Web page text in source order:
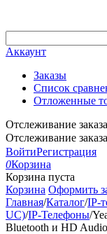
Аккаунт
Заказы
Список
Отложенные
Отслеживание заказа
Отслеживание заказа
ВойтиРегистрация
0Корзина
Корзина пуста
Корзина Оформить
Главная/Каталог/IP-
UC)/IP-Телефоны/
Bluetooth и HD Audio